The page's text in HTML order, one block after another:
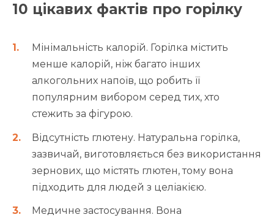
10 цікавих фактів про горілку
Мінімальність калорій. Горілка містить
менше калорій, ніж багато інших
алкогольних напоїв, що робить її
популярним вибором серед тих, хто
стежить за фігурою.
Відсутність глютену. Натуральна горілка,
зазвичай, виготовляється без використання
зернових, що містять глютен, тому вона
підходить для людей з целіакією.
Медичне застосування. Вона